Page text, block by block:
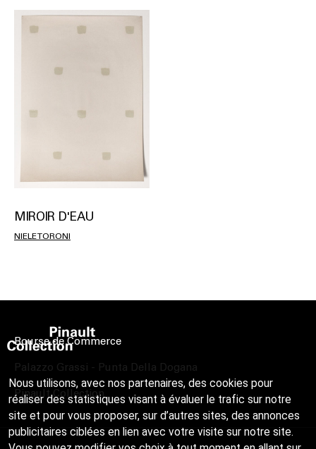
MIROIR D'EAU
NIELE TORONI
Bourse de Commerce
Palazzo Grassi - Punta Della Dogana
Pinault Collection
Nous utilisons, avec nos partenaires, des cookies pour
réaliser des statistiques visant à évaluer le trafic sur notre
site et pour vous proposer, sur d’autres sites, des annonces
publicitaires ciblées en lien avec votre visite sur notre site.